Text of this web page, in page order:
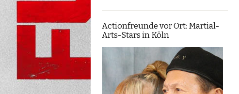
Actionfreunde vor Ort: Martial-
Arts-Stars in Köln